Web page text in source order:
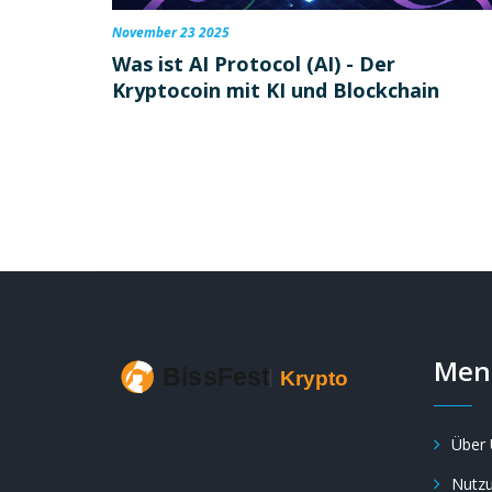
November 23 2025
Was ist AI Protocol (AI) - Der
Kryptocoin mit KI und Blockchain
Über